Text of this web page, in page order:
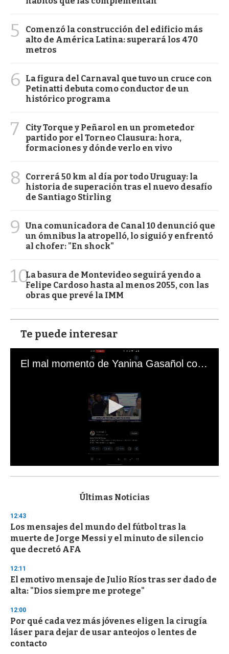
5
Comenzó la construcción del edificio más
alto de América Latina: superará los 470
metros
6
La figura del Carnaval que tuvo un cruce con
Petinatti debuta como conductor de un
histórico programa
7
City Torque y Peñarol en un prometedor
partido por el Torneo Clausura: hora,
formaciones y dónde verlo en vivo
8
Correrá 50 km al día por todo Uruguay: la
historia de superación tras el nuevo desafío
de Santiago Stirling
9
Una comunicadora de Canal 10 denunció que
un ómnibus la atropelló, lo siguió y enfrentó
al chofer: "En shock"
10La basura de Montevideo seguirá yendo a
Felipe Cardoso hasta al menos 2055, con las
obras que prevé la IMM
Te puede interesar
El mal momento de Yanina Gasañol con un hincha argentino en "Subrayado"
s
d
s
o
f
3
s
e
c
o
d
s
Últimas Noticias
12:43
Los mensajes del mundo del fútbol tras la
muerte de Jorge Messi y el minuto de silencio
que decretó AFA
12:11
El emotivo mensaje de Julio Ríos tras ser dado de
alta: "Dios siempre me protege"
12:00
Por qué cada vez más jóvenes eligen la cirugía
láser para dejar de usar anteojos o lentes de
contacto